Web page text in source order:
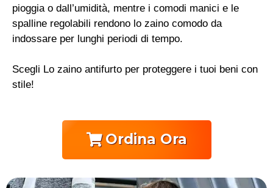
pioggia o dall’umidità, mentre i comodi manici e le
spalline regolabili rendono lo zaino comodo da
indossare per lunghi periodi di tempo.
Scegli Lo zaino antifurto per proteggere i tuoi beni con
stile!
Ordina Ora